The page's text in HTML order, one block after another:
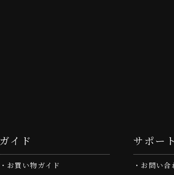
ガイド
お買い物ガイド
サポート
お問い合